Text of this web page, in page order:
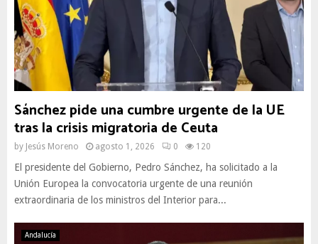
Sánchez pide una cumbre urgente de la UE
tras la crisis migratoria de Ceuta
by Jesús Moreno agosto 1, 2026 0 120
El presidente del Gobierno, Pedro Sánchez, ha solicitado a la
Unión Europea la convocatoria urgente de una reunión
extraordinaria de los ministros del Interior para...
Andalucía